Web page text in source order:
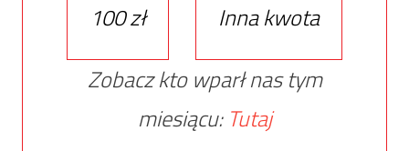
100 zł
Inna kwota
Zobacz kto wparł nas tym
miesiącu: Tutaj